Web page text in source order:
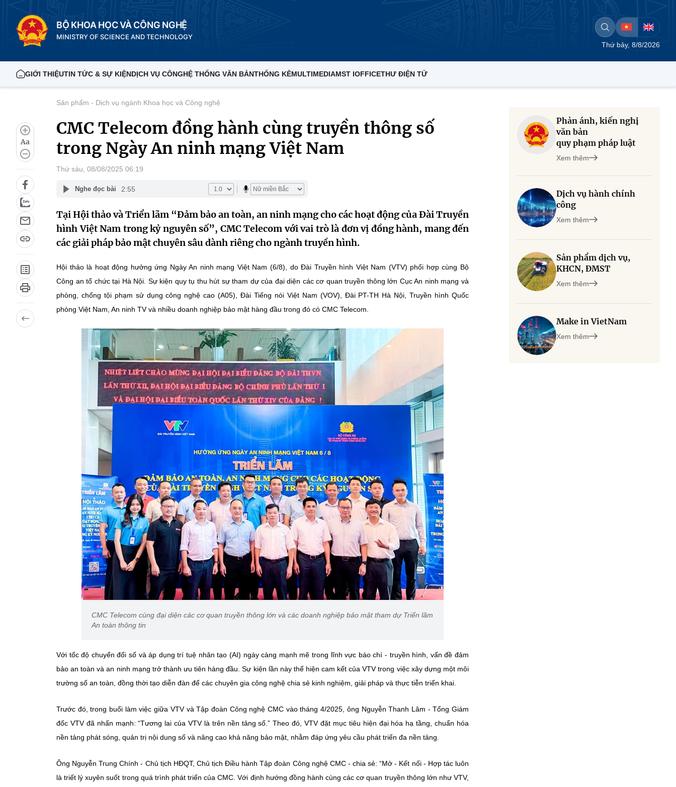
BỘ KHOA HỌC VÀ CÔNG NGHỆ
MINISTRY OF SCIENCE AND TECHNOLOGY
Thứ bảy, 8/8/2026
GIỚI THIỆUTIN TỨC & SỰ KIỆNDỊCH VỤ CÔNGHỆ THỐNG VĂN BẢNTHỐNG KÊMULTIMEDIAMST IOFFICETHƯ ĐIỆN TỬ
Aa
Sản phẩm - Dịch vụ ngành Khoa học và Công nghệ
CMC Telecom đồng hành cùng truyền thông số
trong Ngày An ninh mạng Việt Nam
Thứ sáu, 08/08/2025 06:19
Nghe đọc bài 2:55
Tại Hội thảo và Triển lãm “Đảm bảo an toàn, an ninh mạng cho các hoạt động của Đài Truyền
hình Việt Nam trong kỷ nguyên số”, CMC Telecom với vai trò là đơn vị đồng hành, mang đến
các giải pháp bảo mật chuyên sâu dành riêng cho ngành truyền hình.
Hội thảo là hoạt động hưởng ứng Ngày An ninh mạng Việt Nam (6/8), do Đài Truyền hình Việt Nam (VTV) phối hợp cùng Bộ
Công an tổ chức tại Hà Nội. Sự kiện quy tụ thu hút sự tham dự của đại diện các cơ quan truyền thông lớn Cục An ninh mạng và
phòng, chống tội phạm sử dụng công nghệ cao (A05), Đài Tiếng nói Việt Nam (VOV), Đài PT-TH Hà Nội, Truyền hình Quốc
phòng Việt Nam, An ninh TV và nhiều doanh nghiệp bảo mật hàng đầu trong đó có CMC Telecom.
CMC Telecom cùng đại diện các cơ quan truyền thông lớn và các doanh nghiệp bảo mật tham dự Triển lãm
An toàn thông tin
Với tốc độ chuyển đổi số và áp dụng trí tuệ nhân tạo (AI) ngày càng mạnh mẽ trong lĩnh vực báo chí - truyền hình, vấn đề đảm
bảo an toàn và an ninh mạng trở thành ưu tiên hàng đầu. Sự kiện lần này thể hiện cam kết của VTV trong việc xây dựng một môi
trường số an toàn, đồng thời tạo diễn đàn để các chuyên gia công nghệ chia sẻ kinh nghiệm, giải pháp và thực tiễn triển khai.
Trước đó, trong buổi làm việc giữa VTV và Tập đoàn Công nghệ CMC vào tháng 4/2025, ông Nguyễn Thanh Lâm - Tổng Giám
đốc VTV đã nhấn mạnh: “Tương lai của VTV là trên nền tảng số.” Theo đó, VTV đặt mục tiêu hiện đại hóa hạ tầng, chuẩn hóa
nền tảng phát sóng, quản trị nội dung số và nâng cao khả năng bảo mật, nhằm đáp ứng yêu cầu phát triển đa nền tảng.
Ông Nguyễn Trung Chính - Chủ tịch HĐQT, Chủ tịch Điều hành Tập đoàn Công nghệ CMC - chia sẻ: “Mở - Kết nối - Hợp tác luôn
là triết lý xuyên suốt trong quá trình phát triển của CMC. Với định hướng đồng hành cùng các cơ quan truyền thông lớn như VTV,
Phản ánh, kiến nghị
văn bản
quy phạm pháp luật
Xem thêm
Dịch vụ hành chính
công
Xem thêm
Sản phẩm dịch vụ,
KHCN, ĐMST
Xem thêm
Make in VietNam
Xem thêm